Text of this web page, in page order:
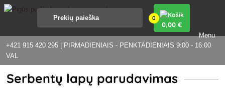
+421 915 420 295 | PIRMADIENIAIS - PENKTADIENIAIS 9:00 - 16:00
VAL
0
0,00 €
Menu
Serbentų lapų parudavimas